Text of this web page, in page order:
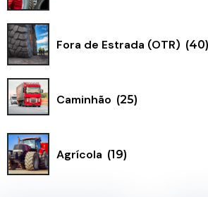
Fora de Estrada (OTR) (40)
Caminhão (25)
Agrícola (19)